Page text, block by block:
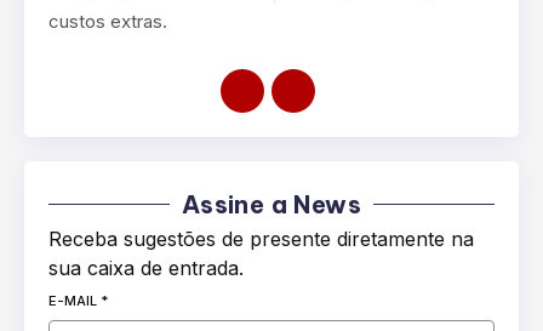
custos extras.
Assine a News
Receba sugestões de presente diretamente na
sua caixa de entrada.
E-MAIL *